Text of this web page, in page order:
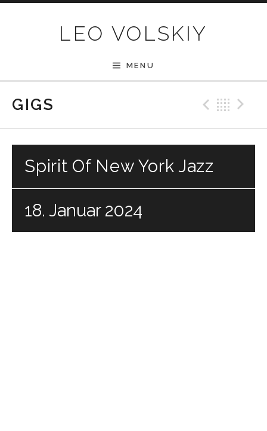
LEO VOLSKIY
MENU
GIGS
Spirit Of New York Jazz
18. Januar 2024